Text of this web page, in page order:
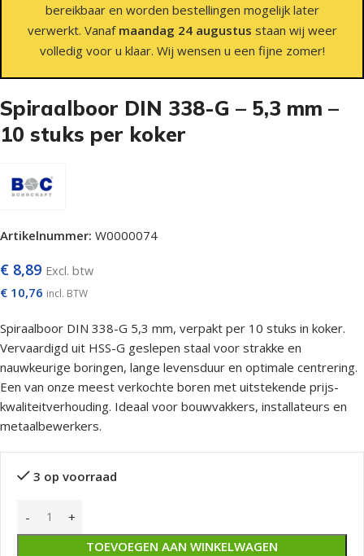
bereikbaar en worden bestellingen mogelijk later
verwerkt. Vanaf maandag 24 augustus staan wij weer
volledig voor u klaar. Wij wensen u een fijne zomer!
Spiraalboor DIN 338-G – 5,3 mm –
10 stuks per koker
Artikelnummer: W0000074
€ 8,89 Excl. btw
€ 10,76 incl. BTW
Spiraalboor DIN 338-G 5,3 mm, verpakt per 10 stuks in koker.
Vervaardigd uit HSS-G geslepen staal voor strakke en
nauwkeurige boringen, lange levensduur en optimale centrering.
Een van onze meest verkochte boren met uitstekende prijs-
kwaliteitverhouding. Ideaal voor bouwvakkers, installateurs en
metaalbewerkers.
3 op voorraad
TOEVOEGEN AAN WINKELWAGEN